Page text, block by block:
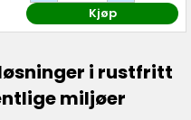
Kjøp
i rustfritt
miljøer